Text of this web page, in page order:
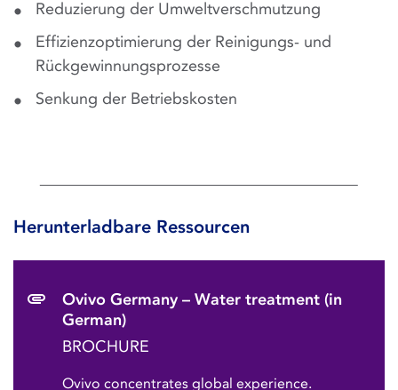
Reduzierung der Umweltverschmutzung
Effizienzoptimierung der Reinigungs- und
Rückgewinnungsprozesse
Senkung der Betriebskosten
Herunterladbare Ressourcen
Ovivo Germany – Water treatment (in
German)
BROCHURE
Ovivo concentrates global experience.